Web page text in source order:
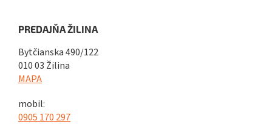
PREDAJŇA ŽILINA
Bytčianska 490/122
010 03 Žilina
MAPA
mobil:
0905 170 297